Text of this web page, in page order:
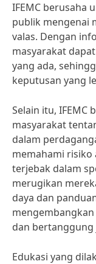
IFEMC berusaha
publik mengenai
valas. Dengan
masyarakat
yang ada,
keputusan yang
Selain itu, IFEMC
masyarakat
dalam
memahami
terjebak dalam
merugikan
daya dan
dan bertanggung
Edukasi yang